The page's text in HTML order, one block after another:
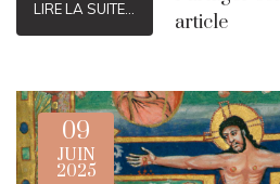
LIRE LA SUITE...
article
09
JUIN
2025